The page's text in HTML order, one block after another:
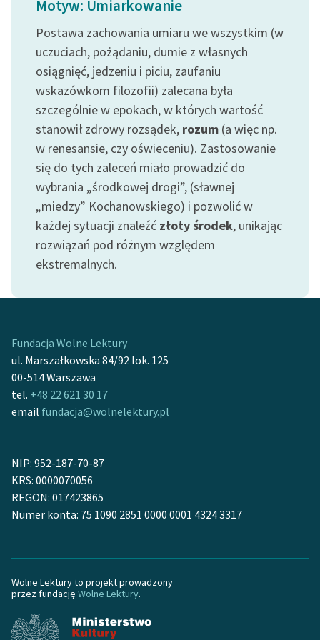
Ręce pełne poezji
Kolekcje edukacyjne
twórców przechodzących
do domeny publicznej,
lektur szkolnych oraz
Starego Testamentu
Odkurzamy bohaterów
Szkoła Poezji Wolnych
O nas
Kontakt
O projekcie
Zespół
Zasady wykorzystania
Wolnych Lektur
Logotypy
Regulamin biblioteki
Dane fundacji i
Regulamin darowizn
Informacja o treściach
wrażliwych
Deklaracja dostępności
Motyw: Umiarkowanie
Postawa zachowania umiaru we wszystkim (w
uczuciach, pożądaniu, dumie z własnych
osiągnięć, jedzeniu i piciu, zaufaniu
wskazówkom filozofii) zalecana była
szczególnie w epokach, w których wartość
stanowił zdrowy rozsądek, rozum (a więc np.
w renesansie, czy oświeceniu). Zastosowanie
się do tych zaleceń miało prowadzić do
wybrania „środkowej drogi”, (sławnej
„miedzy” Kochanowskiego) i pozwolić w
każdej sytuacji znaleźć złoty środek, unikając
rozwiązań pod różnym względem
ekstremalnych.
Fundacja Wolne Lektury
ul. Marszałkowska 84/92 lok. 125
00-514 Warszawa
tel. +48 22 621 30 17
email fundacja@wolnelektury.pl
NIP: 952-187-70-87
KRS: 0000070056
REGON: 017423865
Numer konta: 75 1090 2851 0000 0001 4324 3317
Wolne Lektury to projekt prowadzony
przez fundację Wolne Lektury.